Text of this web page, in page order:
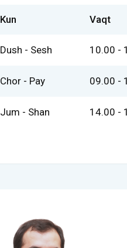
Kun Vaqt
Dush - Sesh 10.00 -
Chor - Pay 09.00 -
Jum - Shan 14.00 -